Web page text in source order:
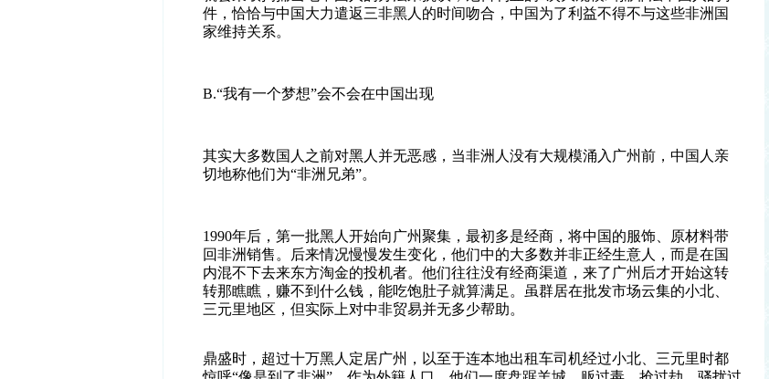
件，恰恰与中国大力遣返三非黑人的时间吻合，中国为了利益不得不与这些非洲国
家维持关系。
B.“我有一个梦想”会不会在中国出现
其实大多数国人之前对黑人并无恶感， 当非洲人没有大规模涌入广州前，中国人亲
切地称他们为“非洲兄弟”。
1990年后，第一批黑人开始向广州聚集，最初多是经商，将中国的服饰、原材料带
回非洲销售。后来情况慢慢发生变化，他们中的大多数并非正经生意人，而是在国
内混不下去来东方淘金的投机者。他们往往没有经商渠道，来了广州后才开始这转
转那瞧瞧，赚不到什么钱，能吃饱肚子就算满足。虽群居在批发市场云集的小北、
三元里地区，但实际上对中非贸易并无多少帮助。
鼎盛时，超过十万黑人定居广州，以至于连本地出租车司机经过小北、三元里时都